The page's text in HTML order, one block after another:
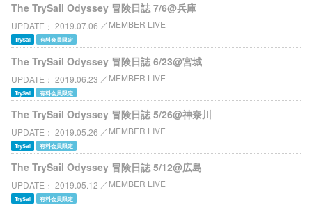
The TrySail Odyssey 冒険日誌 7/6@兵庫
UPDATE 2019.07.06 MEMBER LIVE
TrySail 有料会員限定
The TrySail Odyssey 冒険日誌 6/23@宮城
UPDATE 2019.06.23 MEMBER LIVE
TrySail 有料会員限定
The TrySail Odyssey 冒険日誌 5/26@神奈川
UPDATE 2019.05.26 MEMBER LIVE
TrySail 有料会員限定
The TrySail Odyssey 冒険日誌 5/12@広島
UPDATE 2019.05.12 MEMBER LIVE
TrySail 有料会員限定